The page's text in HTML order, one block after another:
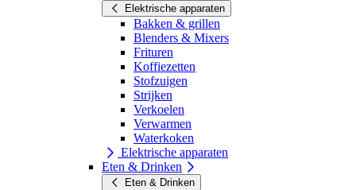
Elektrische apparaten
Bakken & grillen
Blenders & Mixers
Frituren
Koffiezetten
Stofzuigen
Strijken
Verkoelen
Verwarmen
Waterkoken
Elektrische apparaten
Eten & Drinken
Eten & Drinken